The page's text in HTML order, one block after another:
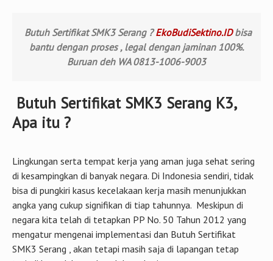
Butuh Sertifikat SMK3 Serang ?EkoBudiSektino.IDbisa
bantu dengan proses , legal dengan jaminan 100%.
Buruan deh WA 0813-1006-9003
Butuh Sertifikat SMK3 Serang K3,
Apa itu ?
Lingkungan serta tempat kerja yang aman juga sehat sering
di kesampingkan di banyak negara. Di Indonesia sendiri, tidak
bisa di pungkiri kasus kecelakaan kerja masih menunjukkan
angka yang cukup signifikan di tiap tahunnya. Meskipun di
negara kita telah di tetapkan PP No. 50 Tahun 2012 yang
mengatur mengenai implementasi dan Butuh Sertifikat
SMK3 Serang , akan tetapi masih saja di lapangan tetap